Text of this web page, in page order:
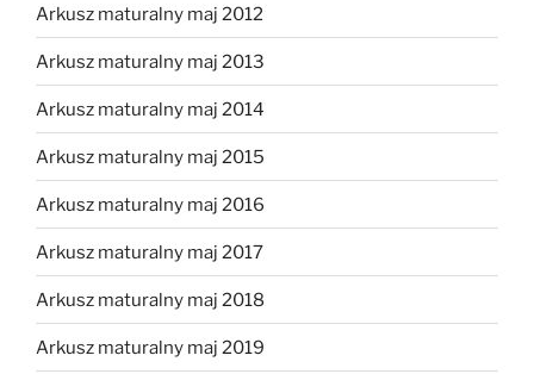
Arkusz maturalny maj 2012
Arkusz maturalny maj 2013
Arkusz maturalny maj 2014
Arkusz maturalny maj 2015
Arkusz maturalny maj 2016
Arkusz maturalny maj 2017
Arkusz maturalny maj 2018
Arkusz maturalny maj 2019